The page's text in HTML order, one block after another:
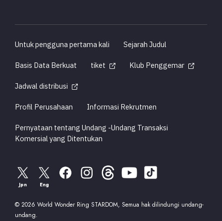
Untuk pengguna pertama kali
Sejarah Judul
Basis Data Berkuat
tiket
Klub Penggemar
Jadwal distribusi
Profil Perusahaan
Informasi Rekrutmen
Pernyataan tentang Undang -Undang Transaksi
Komersial yang Ditentukan
Jpn Eng
© 2026 World Wonder Ring STARDOM, Semua hak dilindungi undang-
undang.